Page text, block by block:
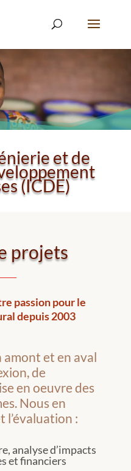
et de
(ICDE)
projets
passion pour le
depuis 2003
et en aval
de
en oeuvre des
Nous en
l’évaluation :
analyse d’impacts
et financiers